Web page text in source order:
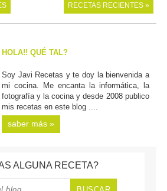
RECETAS RECIENTES »
HOLA!! QUÉ TAL?
Soy Javi Recetas y te doy la bienvenida a
mi cocina. Me encanta la informática, la
fotografía y la cocina y desde 2008 publico
mis recetas en este blog ....
saber más »
ALGUNA RECETA?